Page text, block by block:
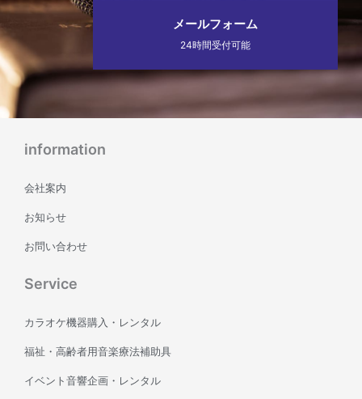
メールフォーム
24時間受付可能
Service
カラオケ機器購入・レンタル
福祉・高齢者用音楽療法補助具
イベント音響企画・レンタル
information
会社案内
お知らせ
お問い合わせ